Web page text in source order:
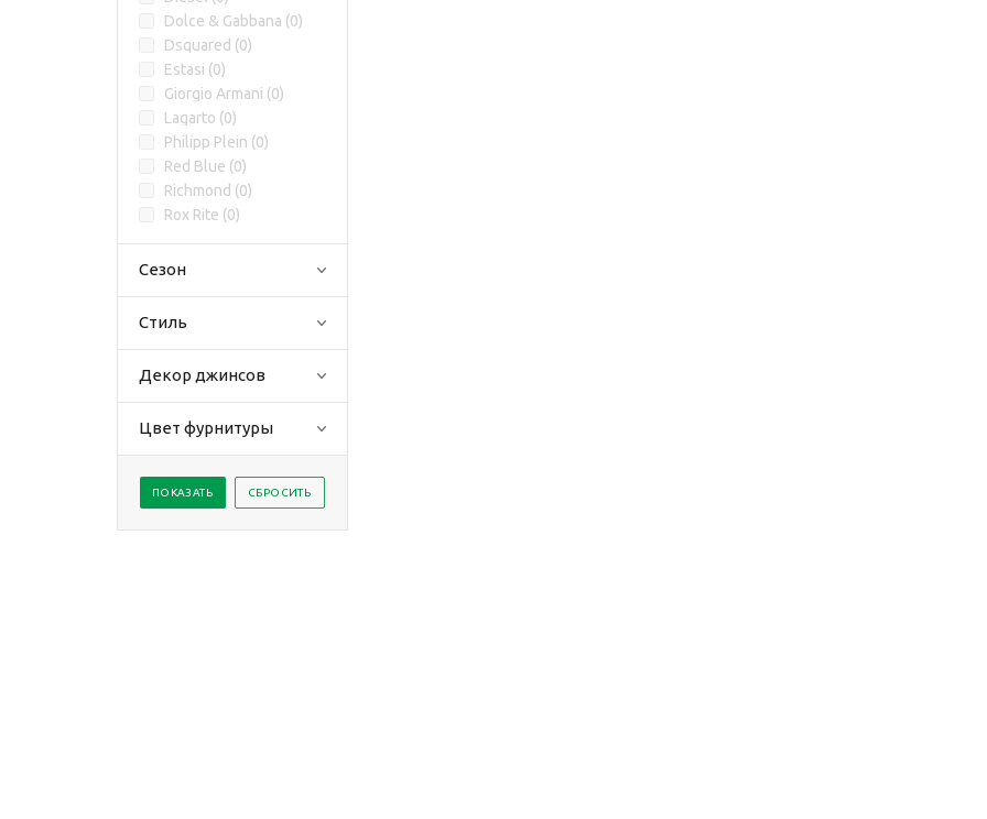
Dolce & Gabbana (0)
Dsquared (0)
Estasi (0)
Giorgio Armani (0)
Lagarto (0)
Philipp Plein (0)
Red Blue (0)
Richmond (0)
Rox Rite (0)
Сезон
Стиль
Декор джинсов
Цвет фурнитуры